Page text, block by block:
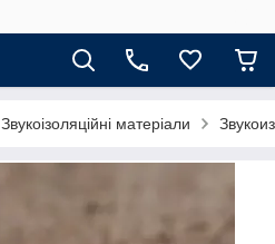
Звукоізоляційні матеріали